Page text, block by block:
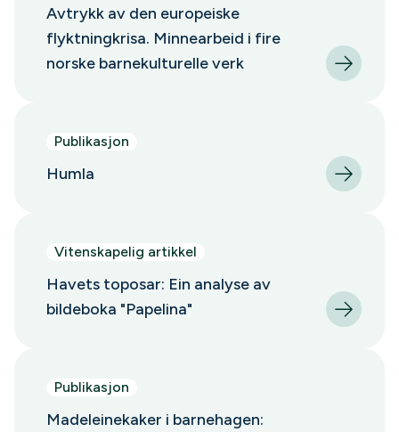
Avtrykk av den europeiske
flyktningkrisa. Minnearbeid i fire
norske barnekulturelle verk
Publikasjon
Humla
Vitenskapelig artikkel
Havets toposar: Ein analyse av
bildeboka "Papelina"
Publikasjon
Madeleinekaker i barnehagen: